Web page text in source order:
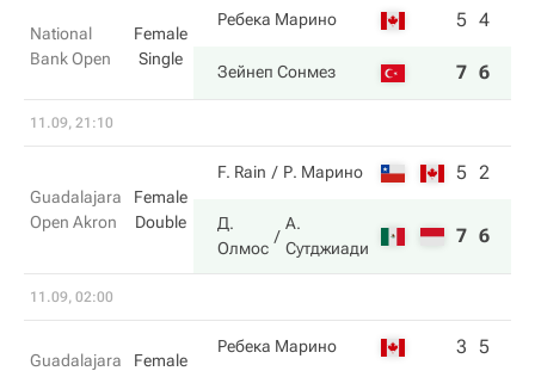
National
Bank Open
Female
Single
Ребека Марино 5 4
Зейнеп Сонмез 7 6
11.09, 21:10
Guadalajara
Open Akron
Female
Double
F. Rain Р. Марино 5 2
Д.
Олмос
А.
Сутджиади
7 6
11.09, 02:00
Guadalajara
Female
Ребека Марино 3 5